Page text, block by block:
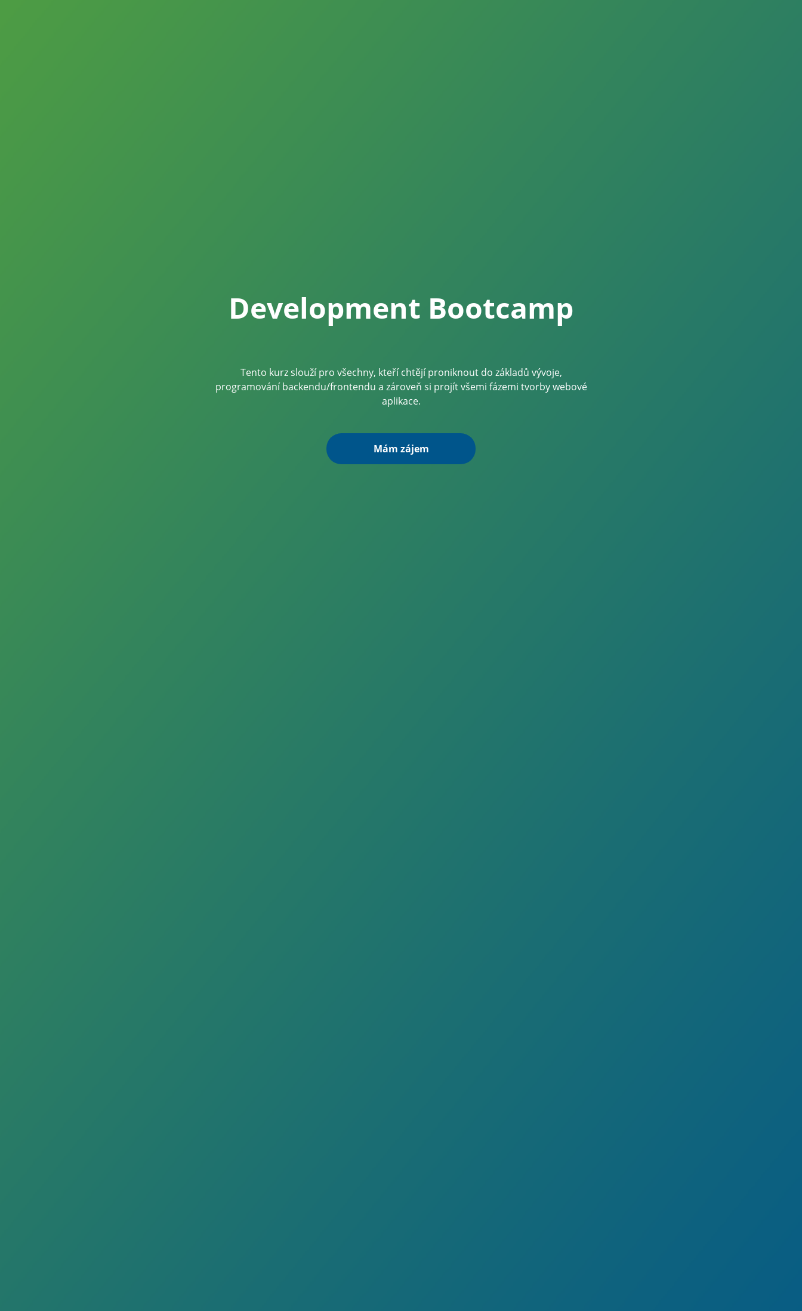
Development Bootcamp
Tento kurz slouží pro všechny, kteří chtějí proniknout do základů vývoje,
programování backendu/frontendu a zároveň si projít všemi fázemi tvorby webové
aplikace.
Mám zájem